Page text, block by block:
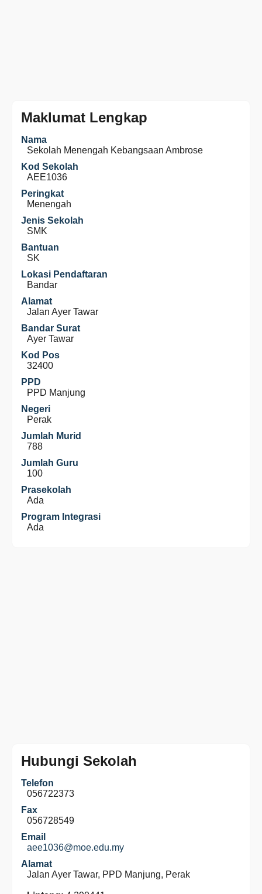
Maklumat Lengkap
Nama
Sekolah Menengah Kebangsaan Ambrose
Kod Sekolah
AEE1036
Peringkat
Menengah
Jenis Sekolah
SMK
Bantuan
SK
Lokasi Pendaftaran
Bandar
Alamat
Jalan Ayer Tawar
Bandar Surat
Ayer Tawar
Kod Pos
32400
PPD
PPD Manjung
Negeri
Perak
Jumlah Murid
788
Jumlah Guru
100
Prasekolah
Ada
Program Integrasi
Ada
Hubungi Sekolah
Telefon
056722373
Fax
056728549
Email
aee1036@moe.edu.my
Alamat
Jalan Ayer Tawar, PPD Manjung, Perak